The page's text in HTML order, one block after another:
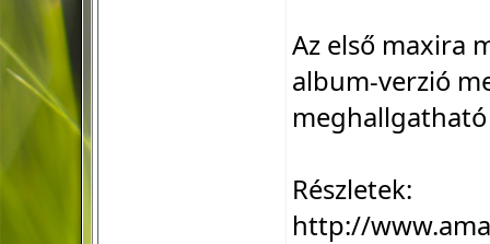
Az első maxira
album-verzió
meghallgatható
Részletek:
http://